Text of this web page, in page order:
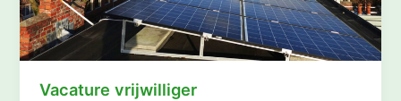
Vacature vrijwilliger